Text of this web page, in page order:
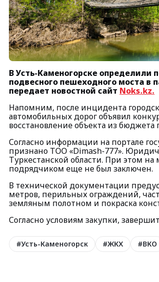
В Усть-Каменогорске определили
подвесного пешеходного моста в
передает новостной сайт Noks.kz.
Напомним, после инцидента
автомобильных дорог объявил
восстановление объекта из
Согласно информации на портале
признано ТОО «Dimash-777».
Туркестанской области. При этом
подрядчиком еще не был заключен.
В технической документации
метров, перильных ограждений,
земляным полотном и покраска
Согласно условиям закупки,
#Усть-Каменогорск #ЖКХ #ВКО